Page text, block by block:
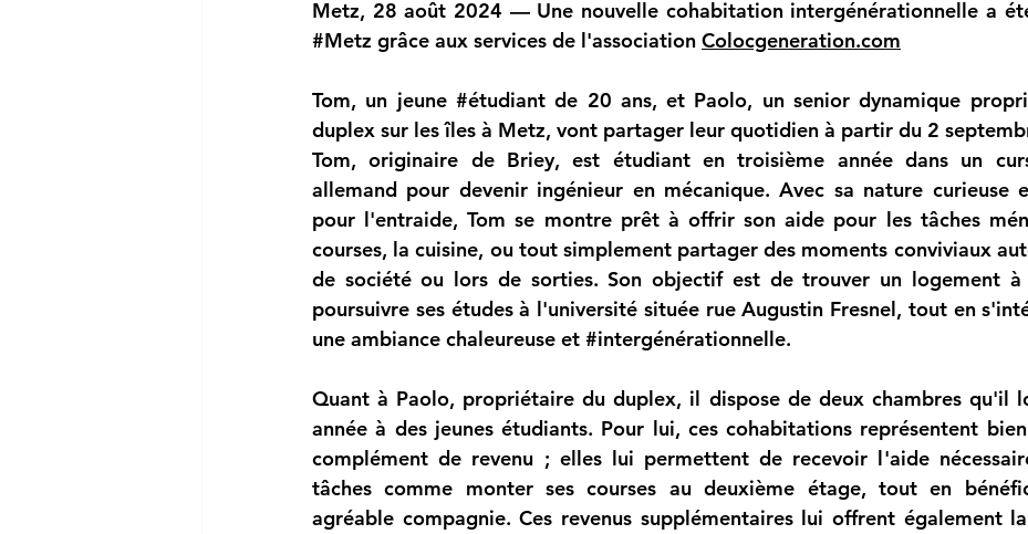
#Metz grâce aux services de l'association Colocgeneration.com
Tom, un jeune #étudiant de 20 ans, et Paolo, un senior dynamique
duplex sur les îles à Metz, vont partager leur quotidien à partir du 2
Tom, originaire de Briey, est étudiant en troisième année dans un
allemand pour devenir ingénieur en mécanique. Avec sa nature curieuse
pour l'entraide, Tom se montre prêt à offrir son aide pour les tâches
courses, la cuisine, ou tout simplement partager des moments conviviaux
de société ou lors de sorties. Son objectif est de trouver un logement
poursuivre ses études à l'université située rue Augustin Fresnel, tout en
une ambiance chaleureuse et #intergénérationnelle.
Quant à Paolo, propriétaire du duplex, il dispose de deux chambres qu'il
année à des jeunes étudiants. Pour lui, ces cohabitations représentent
complément de revenu ; elles lui permettent de recevoir l'aide
tâches comme monter ses courses au deuxième étage, tout en
agréable compagnie. Ces revenus supplémentaires lui offrent également